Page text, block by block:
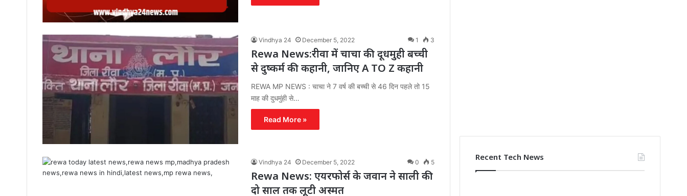
Vindhya 24 December 5, 2022 1 3
Rewa News:रीवा में चाचा की दूधमुही बच्ची
से दुष्कर्म की कहानी, जानिए A TO Z कहानी
REWA MP NEWS : चाचा ने 7 वर्ष की बच्ची से 46 दिन पहले तो 15
माह की दुधमुंही से…
Read More »
Vindhya 24 December 5, 2022 0 5
Rewa News: एयरफोर्स के जवान ने साली की
दो साल तक लूटी अस्मत
Recent Tech News